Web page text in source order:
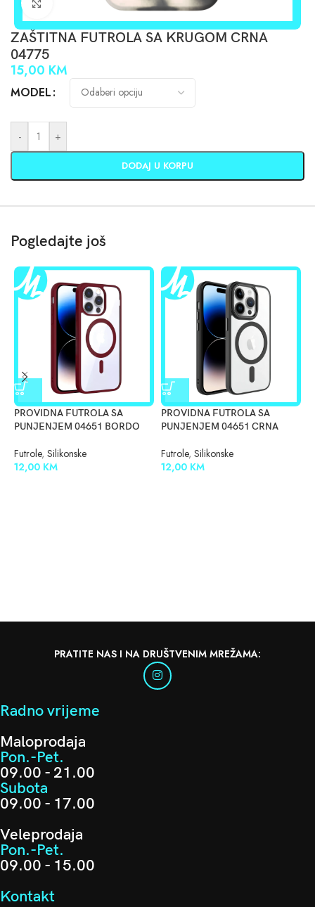
Click to enlarge
ZAŠTITNA FUTROLA SA KRUGOM CRNA
04775
15,00 KM
MODEL
- +
DODAJ U KORPU
Pogledajte još
PROVIDNA FUTROLA SA
PUNJENJEM 04651 BORDO
Futrole, Silikonske
12,00 KM
PROVIDNA FUTROLA SA
PUNJENJEM 04651 CRNA
Futrole, Silikonske
12,00 KM
PRATITE NAS I NA DRUŠTVENIM MREŽAMA:
Radno vrijeme
Maloprodaja
Pon.-Pet.
09.00 - 21.00
Subota
09.00 - 17.00
Veleprodaja
Pon.-Pet.
09.00 - 15.00
Kontakt